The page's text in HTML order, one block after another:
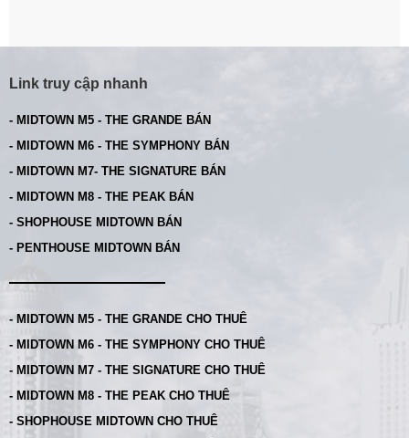
Link truy cập nhanh
- MIDTOWN M5 - THE GRANDE BÁN
- MIDTOWN M6 - THE SYMPHONY BÁN
- MIDTOWN M7- THE SIGNATURE BÁN
- MIDTOWN M8 - THE PEAK BÁN
- SHOPHOUSE MIDTOWN BÁN
- PENTHOUSE MIDTOWN BÁN
- MIDTOWN M5 - THE GRANDE CHO THUÊ
- MIDTOWN M6 - THE SYMPHONY CHO THUÊ
- MIDTOWN M7 - THE SIGNATURE CHO THUÊ
- MIDTOWN M8 - THE PEAK CHO THUÊ
- SHOPHOUSE MIDTOWN CHO THUÊ